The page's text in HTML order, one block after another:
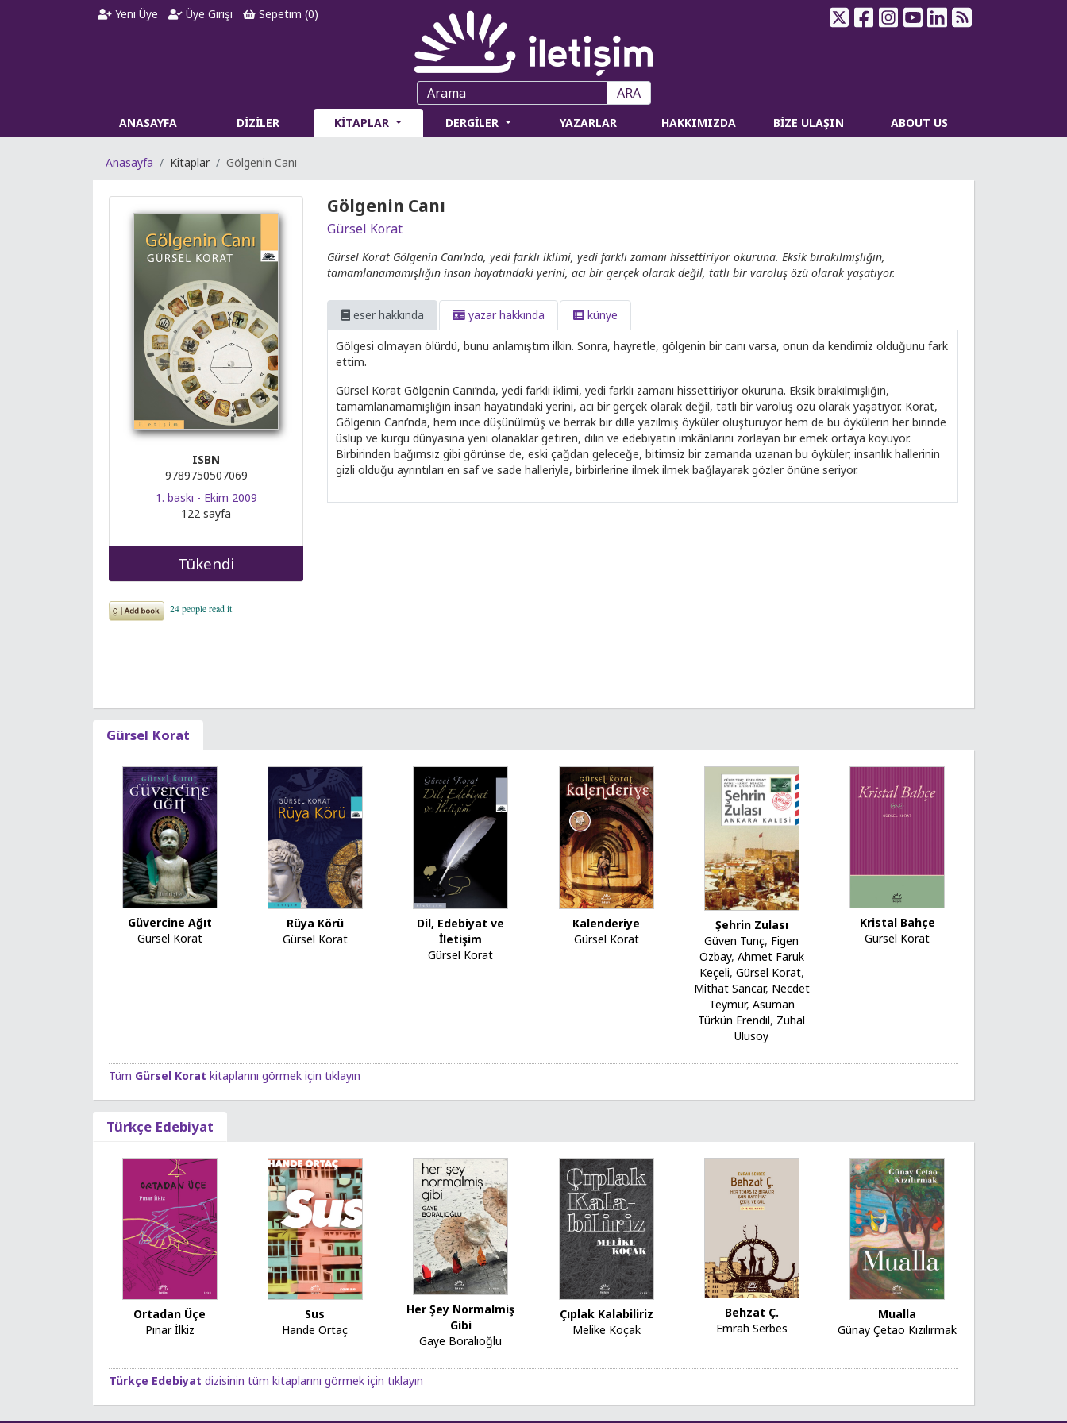
Yeni Üye Üye Girişi Sepetim (0)
ARA
ANASAYFA DİZİLER KİTAPLAR DERGİLER YAZARLAR HAKKIMIZDA BİZE ULAŞIN ABOUT US
Anasayfa Kitaplar Gölgenin Canı
ISBN
9789750507069
1. baskı - Ekim 2009
122 sayfa
Tükendi
Gölgenin Canı
Gürsel Korat
Gürsel Korat Gölgenin Canı’nda, yedi farklı iklimi, yedi farklı zamanı hissettiriyor okuruna. Eksik bırakılmışlığın,
tamamlanamamışlığın insan hayatındaki yerini, acı bir gerçek olarak değil, tatlı bir varoluş özü olarak yaşatıyor.
eser hakkında yazar hakkında künye
Gölgesi olmayan ölürdü, bunu anlamıştım ilkin. Sonra, hayretle, gölgenin bir canı varsa, onun da kendimiz olduğunu fark
ettim.
Gürsel Korat Gölgenin Canı’nda, yedi farklı iklimi, yedi farklı zamanı hissettiriyor okuruna. Eksik bırakılmışlığın,
tamamlanamamışlığın insan hayatındaki yerini, acı bir gerçek olarak değil, tatlı bir varoluş özü olarak yaşatıyor. Korat,
Gölgenin Canı’nda, hem ince düşünülmüş ve berrak bir dille yazılmış öyküler oluşturuyor hem de bu öykülerin her birinde
üslup ve kurgu dünyasına yeni olanaklar getiren, dilin ve edebiyatın imkânlarını zorlayan bir emek ortaya koyuyor.
Birbirinden bağımsız gibi görünse de, eski çağdan geleceğe, bitimsiz bir zamanda uzanan bu öyküler; insanlık hallerinin
gizli olduğu ayrıntıları en saf ve sade halleriyle, birbirlerine ilmek ilmek bağlayarak gözler önüne seriyor.
Gürsel Korat
Güvercine Ağıt
Gürsel Korat
Rüya Körü
Gürsel Korat
Dil, Edebiyat ve
İletişim
Gürsel Korat
Kalenderiye
Gürsel Korat
Şehrin Zulası
Güven Tunç, Figen
Özbay, Ahmet Faruk
Keçeli, Gürsel Korat,
Mithat Sancar, Necdet
Teymur, Asuman
Türkün Erendil, Zuhal
Ulusoy
Kristal Bahçe
Gürsel Korat
Tüm Gürsel Korat kitaplarını görmek için tıklayın
Türkçe Edebiyat
Ortadan Üçe
Pınar İlkiz
Sus
Hande Ortaç
Her Şey Normalmiş
Gibi
Gaye Boralıoğlu
Çıplak Kalabiliriz
Melike Koçak
Behzat Ç.
Emrah Serbes
Mualla
Günay Çetao Kızılırmak
Türkçe Edebiyat dizisinin tüm kitaplarını görmek için tıklayın